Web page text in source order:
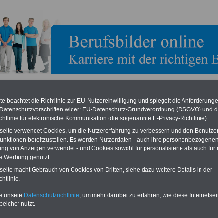
zum Ausbildungsberuf: Siebdruckerin
,Medien, Marketing,Design
drucken Sie Bilder, Schrift und grafische Formen auf schwer zu
Materialien wie z.B. Metall, Glas oder Kunststoff.
beachtet die Richtlinie zur EU-Nutzereinwilligung und spiegelt die
wider: EU-Datenschutz-Grundverordnung (DSGVO) und
für elektronische Kommunikation (die sogenannte E-Privacy-Richtlinie).
verwendet Cookies, um die Nutzererfahrung zu verbessern und den
bereitzustellen. Es werden Nutzerdaten - auch ihre
von Anzeigen verwendet - und Cookies sowohl für personalisierte als auch für
Werbung genutzt.
macht Gebrauch von Cookies von Dritten, siehe dazu weitere Details in der
unsere Datenschutzrichtlinie , um mehr darüber zu erfahren, wie diese
nutzt.